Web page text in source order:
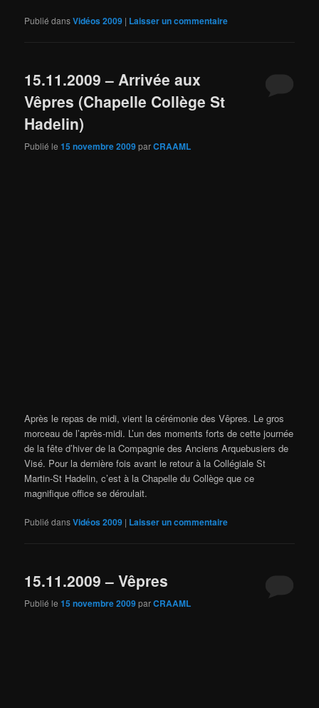
Publié dansVidéos 2009 | Laisser un commentaire
15.11.2009 – Arrivée aux
Vêpres (Chapelle Collège St
Hadelin)
Publié le15 novembre 2009parCRAAML
Après le repas de midi, vient la cérémonie des Vêpres. Le gros
morceau de l’après-midi. L’un des moments forts de cette journée
de la fête d’hiver de la Compagnie des Anciens Arquebusiers de
Visé. Pour la dernière fois avant le retour à la Collégiale St
Martin-St Hadelin, c’est à la Chapelle du Collège que ce
magnifique office se déroulait.
Publié dansVidéos 2009 | Laisser un commentaire
15.11.2009 – Vêpres
Publié le15 novembre 2009parCRAAML